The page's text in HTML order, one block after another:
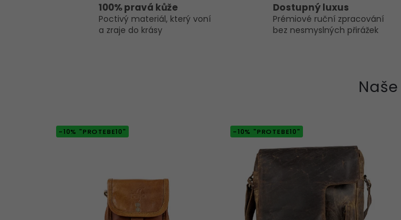
100% pravá kůže
Poctivý materiál, který voní
a zraje do krásy
Dostupný luxus
Prémiové ruční zpracování
bez nesmyslných přirážek
-10% "PROTEBE10" -10% "PROTEBE10"